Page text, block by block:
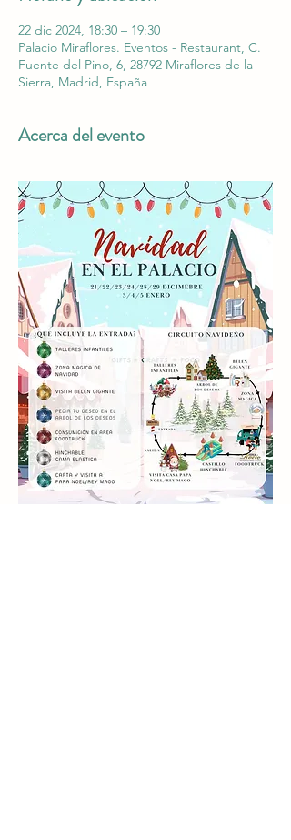
22 dic 2024, 18:30 – 19:30
Palacio Miraflores. Eventos - Restaurant, C.
Fuente del Pino, 6, 28792 Miraflores de la
Sierra, Madrid, España
Acerca del evento